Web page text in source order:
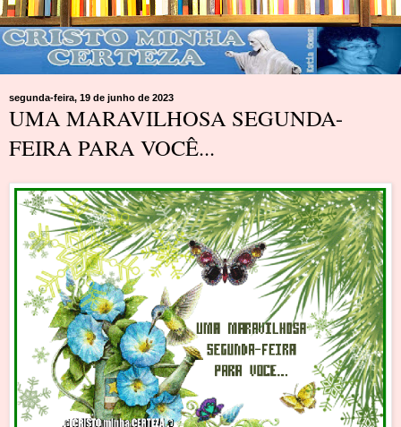
segunda-feira, 19 de junho de 2023
UMA MARAVILHOSA SEGUNDA-
FEIRA PARA VOCÊ...